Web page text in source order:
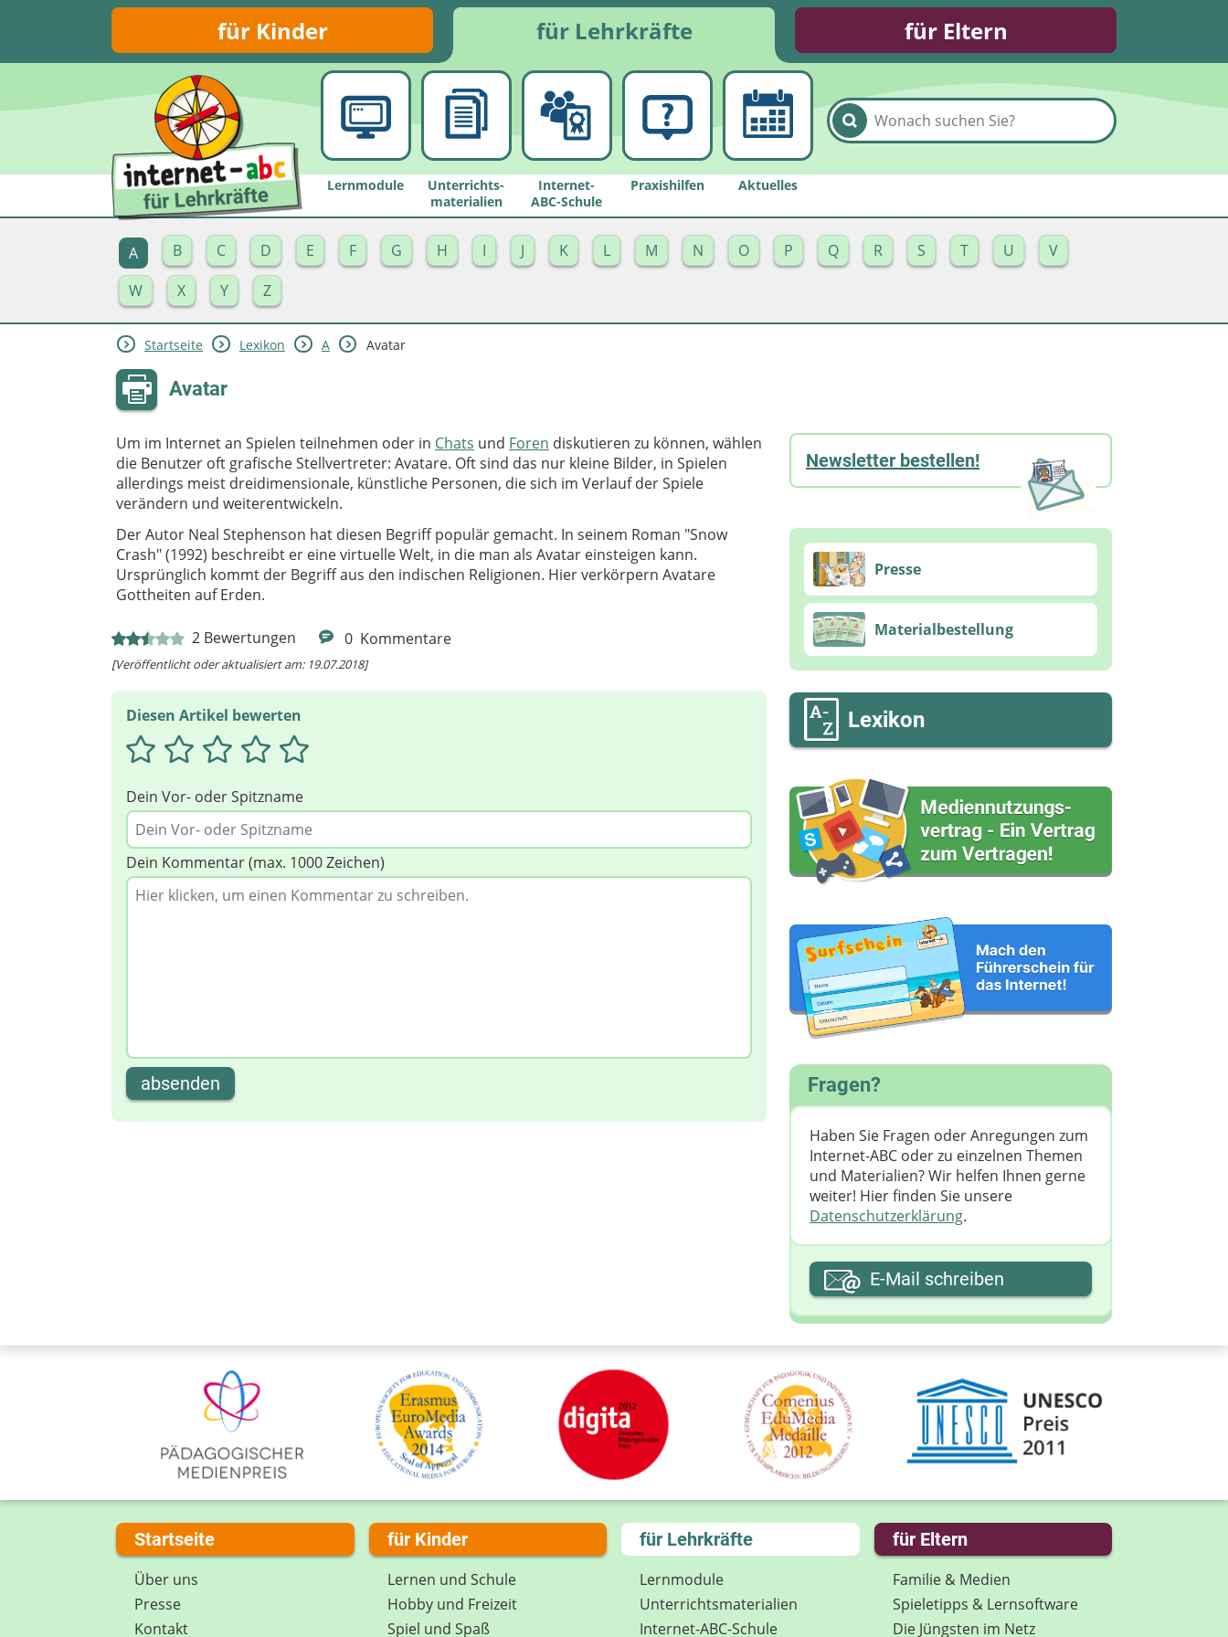
für Kinder für Lehrkräfte für Eltern
Lernmodule
Unterrichts­
materialien
Internet-
ABC-Schule
Praxishilfen Aktuelles
A B C D E F G H I J K L M N O P Q R S T U
V
W
X Y Z
Startseite Lexikon A Avatar
Avatar
Um im Internet an Spielen teilnehmen oder in Chats und Foren diskutieren zu können, wählen
die Benutzer oft grafische Stellvertreter: Avatare. Oft sind das nur kleine Bilder, in Spielen
allerdings meist dreidimensionale, künstliche Personen, die sich im Verlauf der Spiele
verändern und weiterentwickeln.
Der Autor Neal Stephenson hat diesen Begriff populär gemacht. In seinem Roman "Snow
Crash" (1992) beschreibt er eine virtuelle Welt, in die man als Avatar einsteigen kann.
Ursprünglich kommt der Begriff aus den indischen Religionen. Hier verkörpern Avatare
Gottheiten auf Erden.
2 Bewertungen 0 Kommentare
[Veröffentlicht oder aktualisiert am: 19.07.2018]
Diesen Artikel bewerten
Dein Vor- oder Spitzname
Dein Kommentar (max. 1000 Zeichen)
absenden
Newsletter bestellen!
Presse
Materialbestellung
Lexikon
Fragen?
Haben Sie Fragen oder Anregungen zum
Internet-ABC oder zu einzelnen Themen
und Materialien? Wir helfen Ihnen gerne
weiter! ​Hier finden Sie unsere
Datenschutzerklärung.
Ihre E-Mail-Adresse
Ihre Nachricht
E-Mail schreiben
Startseite
Über uns
Presse
Kontakt
für Kinder
Lernen und Schule
Hobby und Freizeit
Spiel und Spaß
für Lehrkräfte
Lernmodule
Unterrichts­materialien
Internet-ABC-Schule
für Eltern
Familie & Medien
Spieletipps & Lernsoftware
Die Jüngsten im Netz